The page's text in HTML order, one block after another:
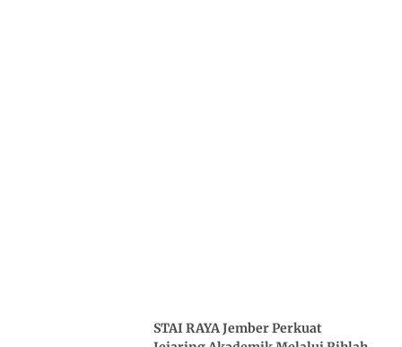
STAI RAYA Jember Perkuat